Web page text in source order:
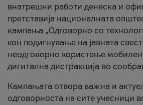
внатрешни работи денеска и
претставија националната
кампања „Одговорно со
кон подигнување на јавната
неодговорно користење
дигитална дистракција во
Кампањата отвора важна и
одговорноста на сите учесници